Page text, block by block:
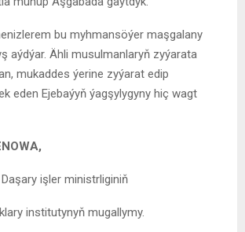
bu myhmansöýer maşgalany
aýdýar. Ähli musulmanlaryň zyýarata
mukaddes ýerine zyýarat edip
eden Ejebaýyň ýagşylygyny hiç wagt
işler ministrliginiň
institutynyň mugallymy.